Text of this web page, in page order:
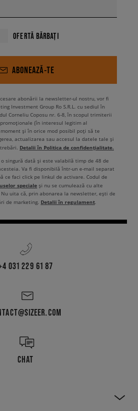
OFERTĂ BĂRBAȚI
ABONEAZĂ-TE
abonării la newsletter-ul nostru, vor fi
Investment Group Ro S.R.L. cu sediul în
Corneliu Coposu nr. 6-8, în scopul trimiterii
(în interesul legitim al
și în orice mod posibil poți să te
actualizarea sau accesul la datele tale și
Detalii în Politica de confidențialitate.
singură dată și este valabilă timp de 48 de
Va fi disponibilă într-un e-mail separat
ce faci click pe linkul de activare. Codul de
speciale și nu se cumulează cu alte
uita că, prin abonarea la newsletter, ești de
de marketing. Detalii în regulament.
031 229 61 87
CHAT